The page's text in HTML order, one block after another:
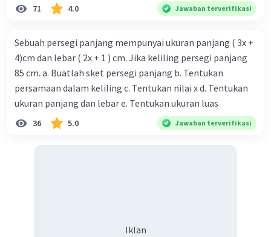
71 4.0 Jawaban terverifikasi
Sebuah persegi panjang mempunyai ukuran panjang ( 3x +
4)cm dan lebar ( 2x + 1 ) cm. Jika keliling persegi panjang
85 cm. a. Buatlah sket persegi panjang b. Tentukan
persamaan dalam keliling c. Tentukan nilai x d. Tentukan
ukuran panjang dan lebar e. Tentukan ukuran luas
36 5.0 Jawaban terverifikasi
Iklan